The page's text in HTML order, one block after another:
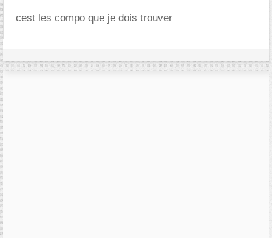
cest les compo que je dois trouver